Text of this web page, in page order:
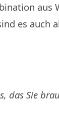
aus
es auch
das Sie